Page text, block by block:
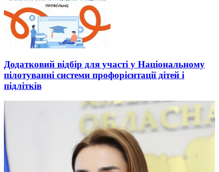
Додатковий відбір для участі у Національному
пілотуванні системи профорієнтації дітей і
підлітків